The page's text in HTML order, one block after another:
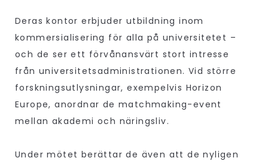
Deras kontor erbjuder utbildning inom
kommersialisering för alla på universitetet –
och de ser ett förvånansvärt stort intresse
från universitetsadministrationen. Vid större
forskningsutlysningar, exempelvis Horizon
Europe, anordnar de matchmaking-event
mellan akademi och näringsliv.
Under mötet berättar de även att de nyligen